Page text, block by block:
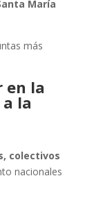
María
más
en la
la
colectivos
nacionales